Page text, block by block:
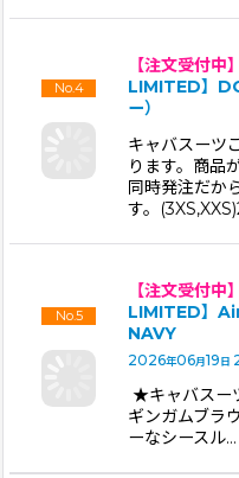
No.4
【注文受付中】
LIMITED】
ー）
キャバスーツ
ります。商品
同時発注だか
す。
【注文受付中】
LIMITED】
NAVY
2026年06月19日
★キャバス
ギンガムブラ
ーなシースル…